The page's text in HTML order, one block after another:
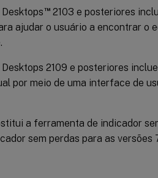
™2103 e posteriores
ajudar o usuário a encontrar o
2109 e posteriores
por meio de uma interface de
a ferramenta de indicador
sem perdas para as versões